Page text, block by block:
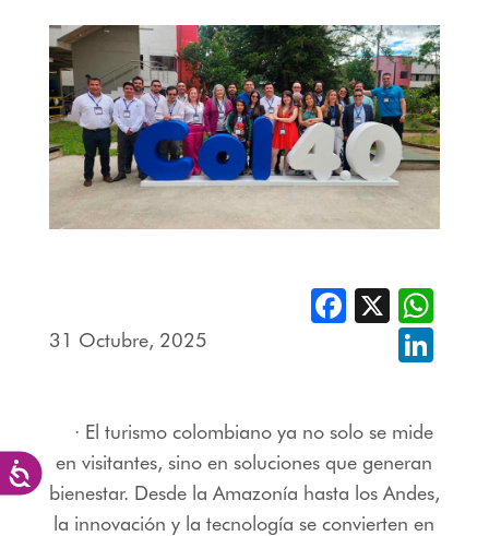
Accesibilidad
31 Octubre, 2025
Facebook
X
· El turismo colombiano ya no solo se mide
en visitantes, sino en soluciones que generan
bienestar. Desde la Amazonía hasta los Andes,
la innovación y la tecnología se convierten en